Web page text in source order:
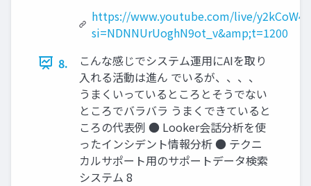
https://www.youtube.com/live/
si=NDNNUrUoghN9ot_v&amp;t=1200
8.
こんな感じでシステム運用にAIを取り
入れる活動は進ん でいるが、、、、
うまくいっているところとそうでない
ところでバラバラ うまくできていると
ころの代表例 ● Looker会話分析を使
ったインシデント情報分析 ● テクニ
カルサポート用のサポートデータ検索
システム 8